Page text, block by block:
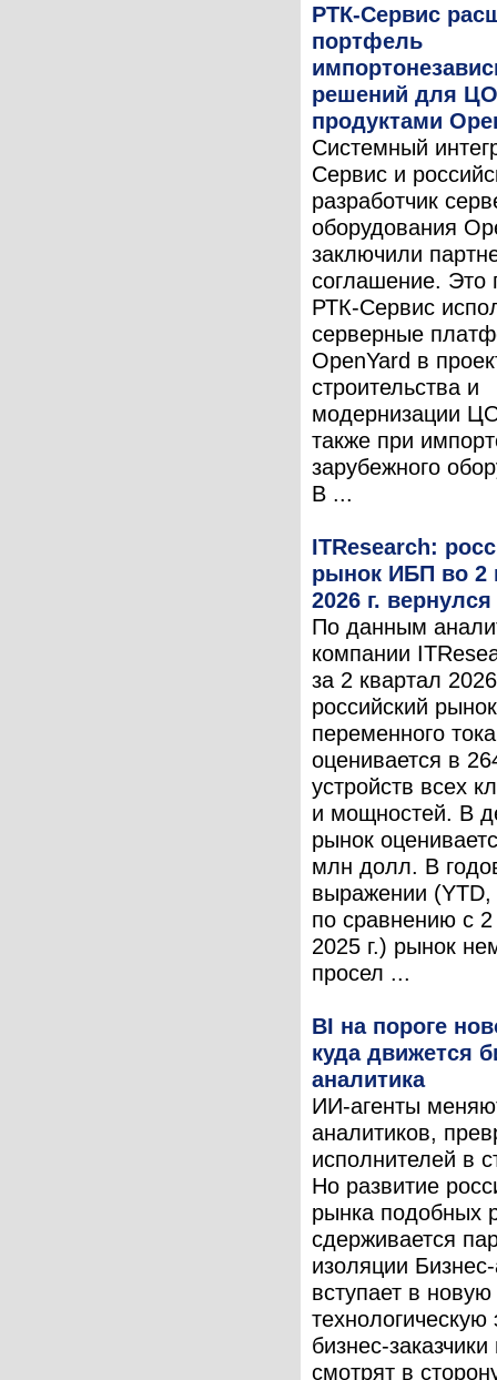
РТК-Сервис
портфель
решений для
продуктами
Системный
Сервис и
разработчик
оборудования
заключили
соглашение. Это
РТК-Сервис
серверные
OpenYard в
строительства и
модернизации
также при
зарубежного
В ...
ITResearch:
рынок ИБП во 2
2026 г.
По данным
компании
за 2 квартал
российский
переменного тока
оценивается в
устройств всех
и мощностей. В
рынок
млн долл. В
выражении (YTD,
по сравнению с
2025 г.) рынок
просел ...
BI на пороге
куда движется
аналитика
ИИ-агенты
аналитиков,
исполнителей в
Но развитие
рынка подобных
сдерживается
изоляции
вступает в новую
технологическую
бизнес-
смотрят в